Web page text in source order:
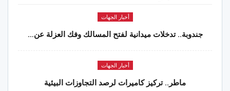
أخبار الجهات
جندوبة.. تدخلات ميدانية لفتح المسالك وفك العزلة عن…
أخبار الجهات
ماطر.. تركيز كاميرات لرصد التجاوزات البيئية